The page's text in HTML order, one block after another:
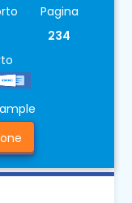
Pagina
234